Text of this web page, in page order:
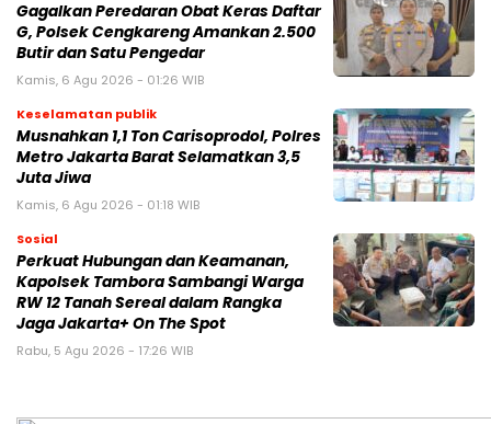
Gagalkan Peredaran Obat Keras Daftar
G, Polsek Cengkareng Amankan 2.500
Butir dan Satu Pengedar
Kamis, 6 Agu 2026 - 01:26 WIB
Keselamatan publik
Musnahkan 1,1 Ton Carisoprodol, Polres
Metro Jakarta Barat Selamatkan 3,5
Juta Jiwa
Kamis, 6 Agu 2026 - 01:18 WIB
Sosial
Perkuat Hubungan dan Keamanan,
Kapolsek Tambora Sambangi Warga
RW 12 Tanah Sereal dalam Rangka
Jaga Jakarta+ On The Spot
Rabu, 5 Agu 2026 - 17:26 WIB